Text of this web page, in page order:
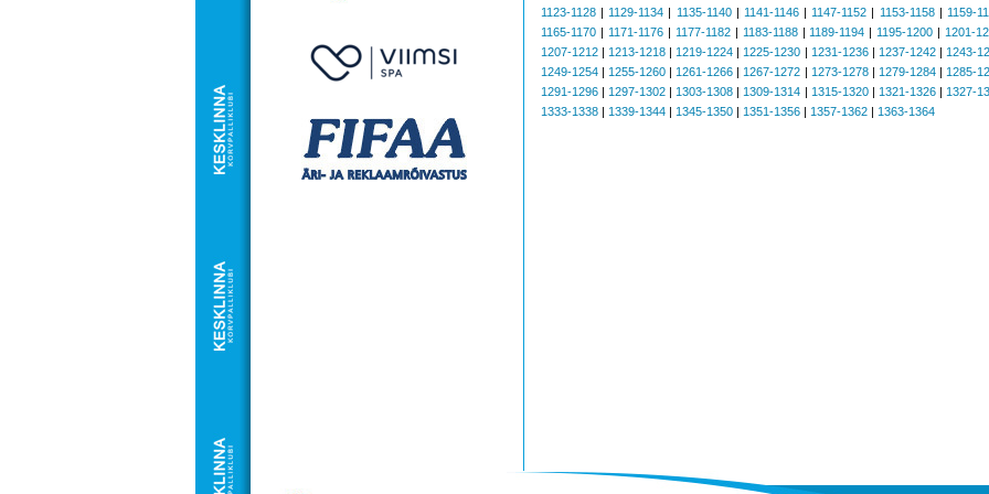
1123-1128 | 1129-1134 | 1135-1140| 1141-1146| 1147-1152 | 1153-1158| 1159-
1165-1170 | 1171-1176| 1177-1182| 1183-1188| 1189-1194 | 1195-1200 | 1201-
1207-1212 | 1213-1218 | 1219-1224 | 1225-1230 | 1231-1236| 1237-1242| 1243-
1249-1254 | 1255-1260 | 1261-1266 | 1267-1272 | 1273-1278| 1279-1284| 1285-
1291-1296 | 1297-1302 | 1303-1308 | 1309-1314 | 1315-1320| 1321-1326| 1327-
1333-1338 | 1339-1344 | 1345-1350 | 1351-1356 | 1357-1362 | 1363-1364